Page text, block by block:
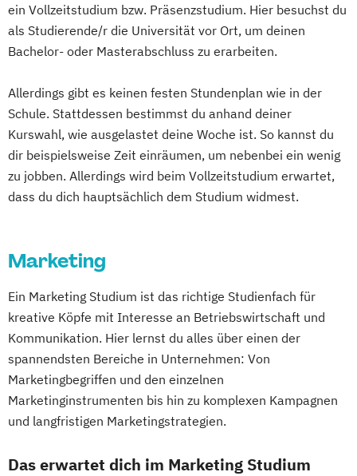
ein Vollzeitstudium bzw. Präsenzstudium. Hier besuchst du
als Studierende/r die Universität vor Ort, um deinen
Bachelor- oder Masterabschluss zu erarbeiten.
Allerdings gibt es keinen festen Stundenplan wie in der
Schule. Stattdessen bestimmst du anhand deiner
Kurswahl, wie ausgelastet deine Woche ist. So kannst du
dir beispielsweise Zeit einräumen, um nebenbei ein wenig
zu jobben. Allerdings wird beim Vollzeitstudium erwartet,
dass du dich hauptsächlich dem Studium widmest.
Marketing
Ein Marketing Studium ist das richtige Studienfach für
kreative Köpfe mit Interesse an Betriebswirtschaft und
Kommunikation. Hier lernst du alles über einen der
spannendsten Bereiche in Unternehmen: Von
Marketingbegriffen und den einzelnen
Marketinginstrumenten bis hin zu komplexen Kampagnen
und langfristigen Marketingstrategien.
Das erwartet dich im Marketing Studium